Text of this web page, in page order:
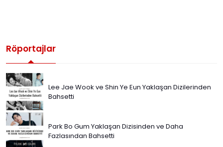
Röportajlar
Lee Jae Wook ve Shin Ye Eun Yaklaşan Dizilerinden
Bahsetti
Park Bo Gum Yaklaşan Dizisinden ve Daha
Fazlasından Bahsetti